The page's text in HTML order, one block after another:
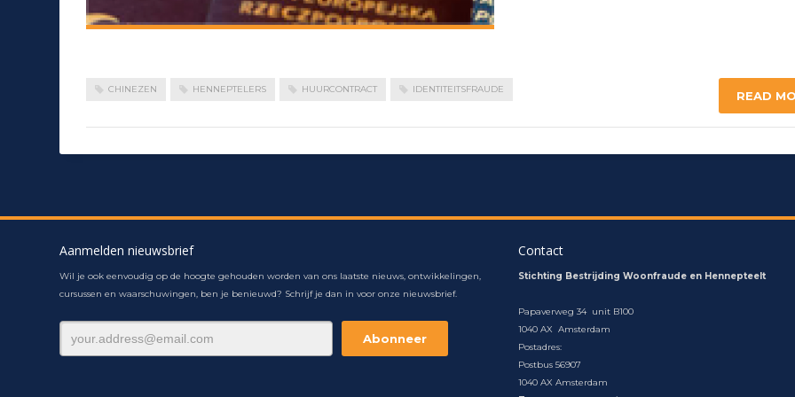
CHINEZEN HENNEPTELERS HUURCONTRACT IDENTITEITSFRAUDE READ
Aanmelden nieuwsbrief
Wil je ook eenvoudig op de hoogte gehouden worden van ons laatste nieuws, ontwikkelingen,
cursussen en waarschuwingen, ben je benieuwd? Schrijf je dan in voor onze nieuwsbrief.
Contact
Stichting Bestrijding Woonfraude en Hennepteelt
Papaverweg 34 unit B100
1040 AX Amsterdam
Postadres:
Postbus 56907
1040 AX Amsterdam